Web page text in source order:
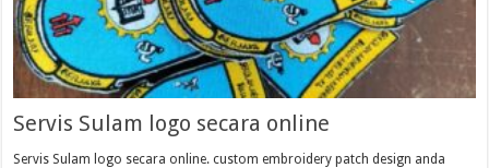
Servis Sulam logo secara online
Servis Sulam logo secara online. custom embroidery patch design anda